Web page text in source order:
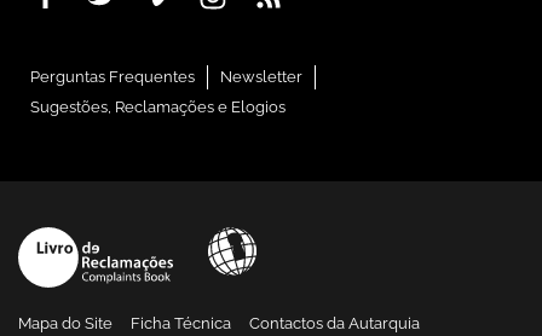
Perguntas Frequentes
Newsletter
Sugestões, Reclamações e Elogios
Mapa do Site Ficha Técnica
Contactos da Autarquia